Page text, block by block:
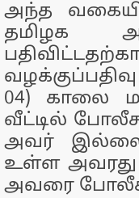
அந்த
தமிழக
04) காலை
வீட்டில்
அவர்
உள்ள அவரது
அவரை